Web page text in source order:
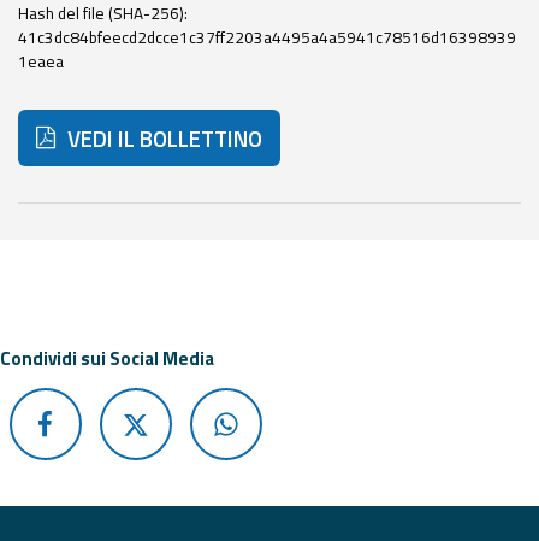
Radar meteo
Aggiornamenti
Informazioni
utili
Hash del file (SHA-256):
41c3dc84bfeecd2dcce1c37ff2203a4495a4a5941c78516d16398939
1eaea
VEDI IL BOLLETTINO
Condividi sui Social Media